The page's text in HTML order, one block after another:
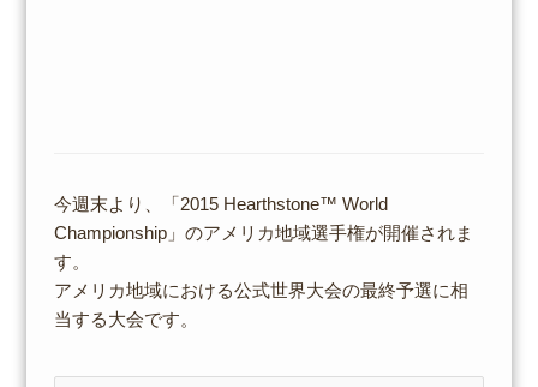
今週末より、「2015 Hearthstone™ World
Championship」のアメリカ地域選手権が開催されま
す。
アメリカ地域における公式世界大会の最終予選に相
当する大会です。